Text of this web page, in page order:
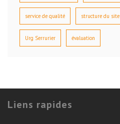
service de qualité structure du site
Urg Serrurier évaluation
Liens rapides